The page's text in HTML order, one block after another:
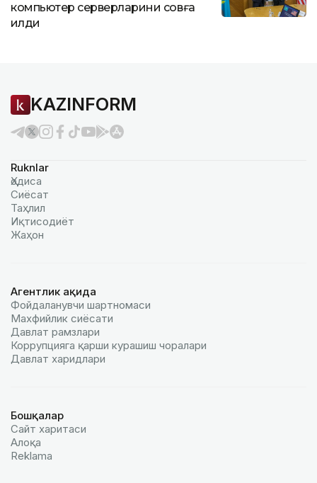
компьютер серверларини совға
қилди
KAZINFORM
Ruknlar
Ҳодиса
Сиёсат
Таҳлил
Иқтисодиёт
Жаҳон
Агентлик ҳақида
Фойдаланувчи шартномаси
Махфийлик сиёсати
Давлат рамзлари
Коррупцияга қарши курашиш чоралари
Давлат харидлари
Бошқалар
Сайт харитаси
Алоқа
Reklamа